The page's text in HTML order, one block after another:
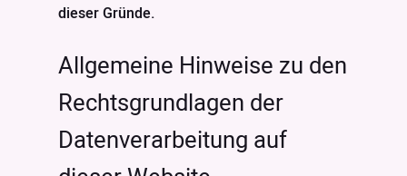
dieser Gründe.
Allgemeine Hinweise zu den
Rechtsgrundlagen der
Datenverarbeitung auf